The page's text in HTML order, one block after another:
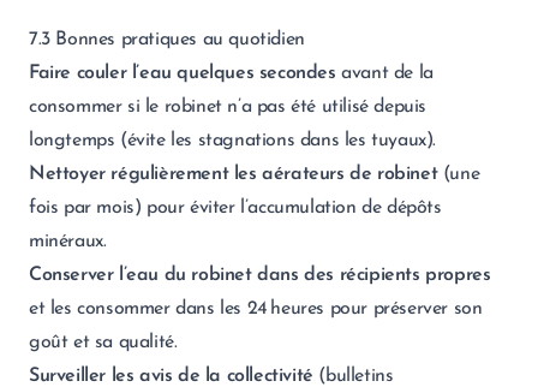
7.3 Bonnes pratiques au quotidien
Faire couler l’eau quelques secondes avant de la
consommer si le robinet n’a pas été utilisé depuis
longtemps (évite les stagnations dans les tuyaux).
Nettoyer régulièrement les aérateurs de robinet(une
fois par mois) pour éviter l’accumulation de dépôts
minéraux.
Conserver l’eau du robinet dans des récipients propres
et les consommer dans les 24 heures pour préserver son
goût et sa qualité.
Surveiller les avis de la collectivité (bulletins